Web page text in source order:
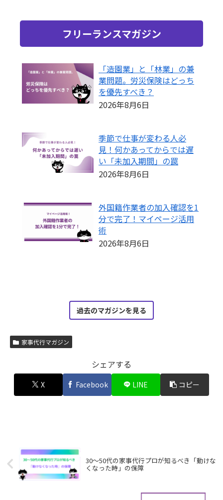
フリーランスマガジン
「造園業」と「林業」の兼
業問題。労災保険はどっち
を優先すべき？
2026年8月6日
季節で仕事が変わる人必
見！何かあってからでは遅
い「未加入期間」の罠
2026年8月6日
外国籍作業者の加入確認を1
分で完了！マイページ活用
術
2026年8月6日
過去のマガジンを見る
家事代行マガジン
シェアする
X Facebook LINE コピー
30〜50代の家事代行プロが知るべき「動けな
くなった時」の保障